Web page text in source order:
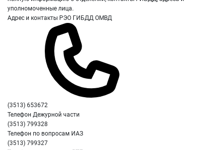
уполномоченные лица.
Адрес и контакты РЭО ГИБДД ОМВД
(3513) 653672
Телефон Дежурной части
(3513) 799328
Телефон по вопросам ИАЗ
(3513) 799327